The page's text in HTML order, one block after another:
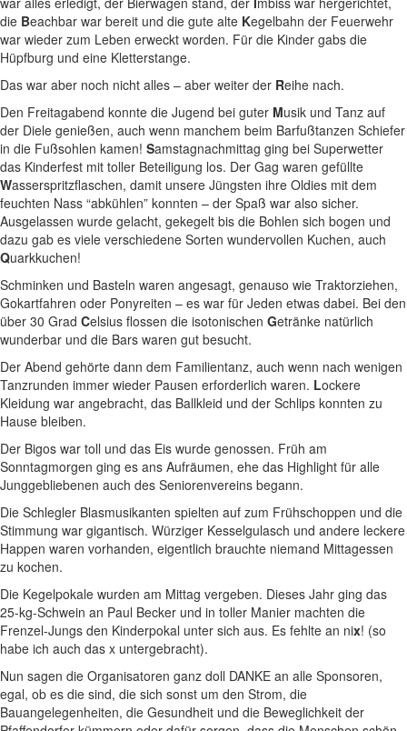
die Beachbar war bereit und die gute alte Kegelbahn der Feuerwehr
war wieder zum Leben erweckt worden. Für die Kinder gabs die
Hüpfburg und eine Kletterstange.
Das war aber noch nicht alles – aber weiter der Reihe nach.
Den Freitagabend konnte die Jugend bei guter Musik und Tanz auf
der Diele genießen, auch wenn manchem beim Barfußtanzen Schiefer
in die Fußsohlen kamen! Samstagnachmittag ging bei Superwetter
das Kinderfest mit toller Beteiligung los. Der Gag waren gefüllte
Wasserspritzflaschen, damit unsere Jüngsten ihre Oldies mit dem
feuchten Nass “abkühlen” konnten – der Spaß war also sicher.
Ausgelassen wurde gelacht, gekegelt bis die Bohlen sich bogen und
dazu gab es viele verschiedene Sorten wundervollen Kuchen, auch
Quarkkuchen!
Schminken und Basteln waren angesagt, genauso wie Traktorziehen,
Gokartfahren oder Ponyreiten – es war für Jeden etwas dabei. Bei den
über 30 Grad Celsius flossen die isotonischen Getränke natürlich
wunderbar und die Bars waren gut besucht.
Der Abend gehörte dann dem Familientanz, auch wenn nach wenigen
Tanzrunden immer wieder Pausen erforderlich waren. Lockere
Kleidung war angebracht, das Ballkleid und der Schlips konnten zu
Hause bleiben.
Der Bigos war toll und das Eis wurde genossen. Früh am
Sonntagmorgen ging es ans Aufräumen, ehe das Highlight für alle
Junggebliebenen auch des Seniorenvereins begann.
Die Schlegler Blasmusikanten spielten auf zum Frühschoppen und die
Stimmung war gigantisch. Würziger Kesselgulasch und andere leckere
Happen waren vorhanden, eigentlich brauchte niemand Mittagessen
zu kochen.
Die Kegelpokale wurden am Mittag vergeben. Dieses Jahr ging das
25-kg-Schwein an Paul Becker und in toller Manier machten die
Frenzel-Jungs den Kinderpokal unter sich aus. Es fehlte an nix! (so
habe ich auch das x untergebracht).
Nun sagen die Organisatoren ganz doll DANKE an alle Sponsoren,
egal, ob es die sind, die sich sonst um den Strom, die
Bauangelegenheiten, die Gesundheit und die Beweglichkeit der